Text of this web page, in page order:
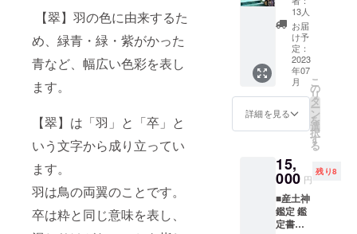
【翠】羽の色に由来するた
め、緑青・緑・紫がかった
青など、幅広い色彩を表し
ます。
【翠】は「羽」と「卒」と
いう文字から成り立ってい
ます。
羽は鳥の両翼のことです。
卒は粋と同じ意味を表し、
（任
意） ※
有効期
限:2023
/7/31ま
でに鑑
ラファ
ン終了
後、人
数が決
定した
後2023
年2月に
追って
し、日
程と詳
をお送
りしま
す。 講
師 プロ
ダン
サー 社
人数が
決まり
次第、
日程を
出し、
希望を
取りま
必要な
もの 備
日or土
日祝ど
ちらの
参加ご
希望か
動きや
すい低
めの
ヒール
がオス
スメで
場所は
大阪
(2023年
降)で、
備考欄
に選択
をお願
いしま
す。 そ
化学肥
料を一
切含ま
ない
オーガ
ニック
ヘンプ
のみか
ら抽出
ENDOC
CBDオ
イル。
300mg
のCBD
および
その他
URLを
お送り
しま
す。 ※
有効期
限:2023
年2月か
ら順次
送付
トにス
ポン
サーと
して掲
載させ
ていた
だきま
す。 ◆
必要な
もの エ
ンド
への掲
載名を
備考欄
に記入
くださ
い。 ・
13人
お届
け予
定：
2023
年07
月
詳細を見る
こ
の
リ
タ
ー
ン
を
選
択
す
る
15,
000 円
残り8
■産土神
鑑定 鑑
定書内